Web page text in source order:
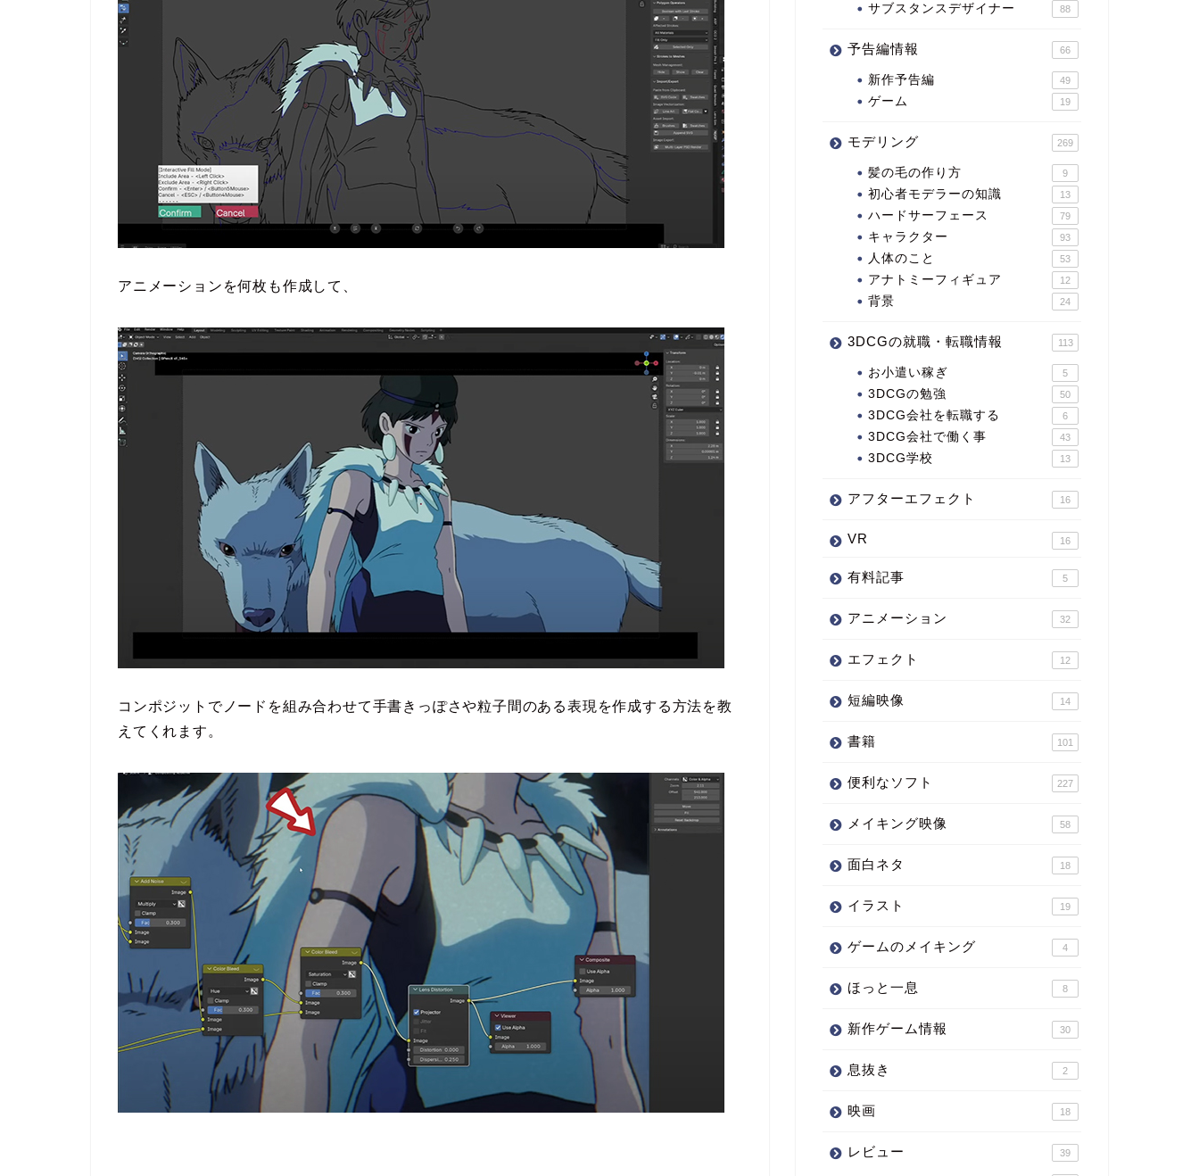
アニメーションを何枚も作成して、
コンポジットでノードを組み合わせて手書きっぽさや粒子間のある表現を作成する方法を教
えてくれます。
サブスタンスデザイナー 88
予告編情報 66
新作予告編 49
ゲーム 19
モデリング 269
髪の毛の作り方 9
初心者モデラーの知識 13
ハードサーフェース 79
キャラクター 93
人体のこと 53
アナトミーフィギュア 12
背景 24
3DCGの就職・転職情報 113
お小遣い稼ぎ 5
3DCGの勉強 50
3DCG会社を転職する 6
3DCG会社で働く事 43
3DCG学校 13
アフターエフェクト 16
VR 16
有料記事 5
アニメーション 32
エフェクト 12
短編映像 14
書籍 101
便利なソフト 227
メイキング映像 58
面白ネタ 18
イラスト 19
ゲームのメイキング 4
ほっと一息 8
新作ゲーム情報 30
息抜き 2
映画 18
レビュー 39